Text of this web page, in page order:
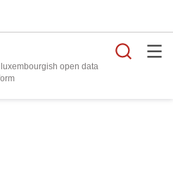
open data
platform